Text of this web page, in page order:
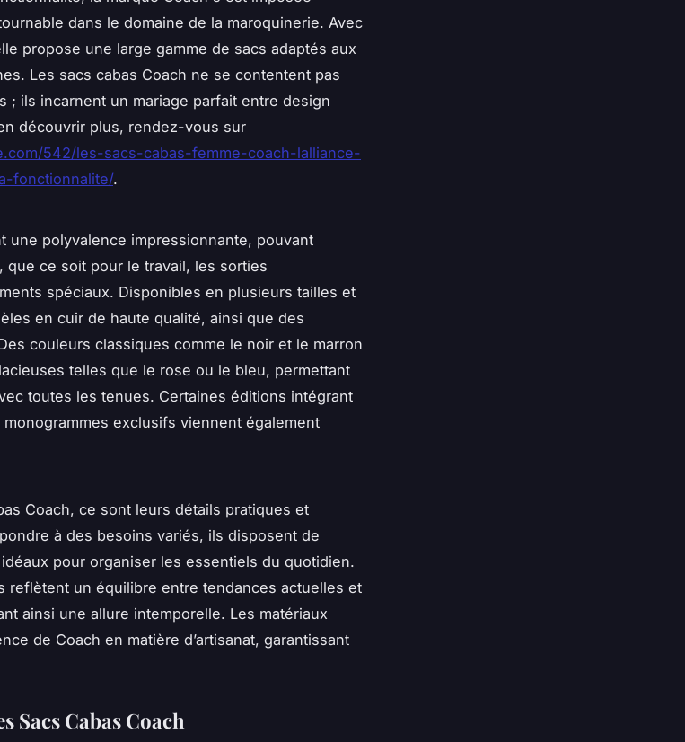
dans le domaine de la maroquinerie. Avec
propose une large gamme de sacs adaptés aux
Les sacs cabas Coach ne se contentent pas
; ils incarnent un mariage parfait entre design
découvrir plus, rendez-vous sur
542/les-sacs-cabas-femme-coach-lalliance-
fonctionnalite/.
une polyvalence impressionnante, pouvant
ce soit pour le travail, les sorties
spéciaux. Disponibles en plusieurs tailles et
en cuir de haute qualité, ainsi que des
couleurs classiques comme le noir et le marron
telles que le rose ou le bleu, permettant
toutes les tenues. Certaines éditions intégrant
exclusifs viennent également
Coach, ce sont leurs détails pratiques et
à des besoins variés, ils disposent de
pour organiser les essentiels du quotidien.
reflètent un équilibre entre tendances actuelles et
ainsi une allure intemporelle. Les matériaux
de Coach en matière d’artisanat, garantissant
Sacs Cabas Coach